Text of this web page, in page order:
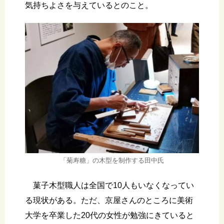
気持ちよさを与えているとのこと。
「菊寿糖」の木型を制作する田中氏
菓子木型職人は全国で10人もいなくなってい
る現状がある。ただ、京屋さんのところに美術
大学を卒業した20代の女性が勉強にきていると